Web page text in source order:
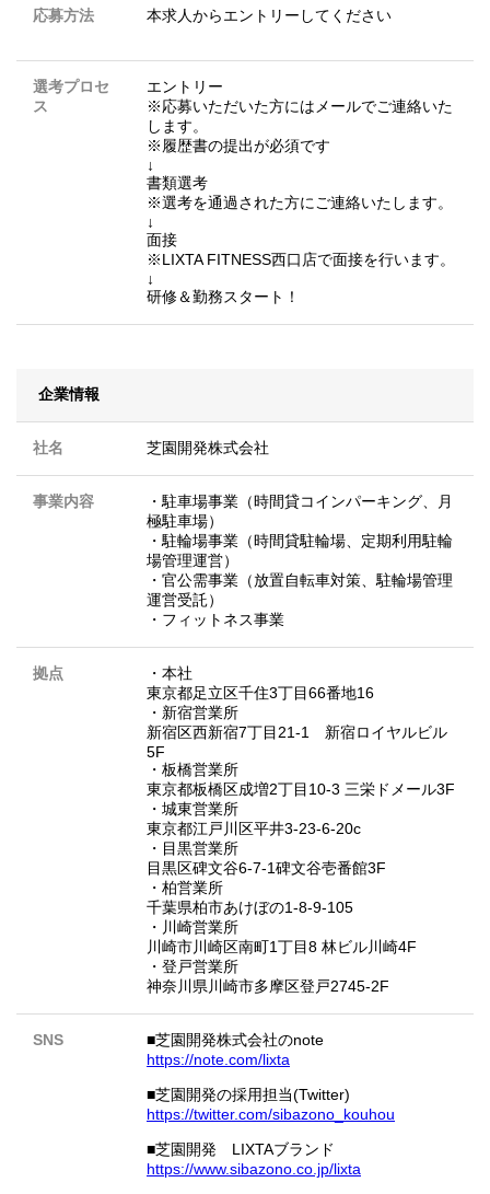
応募方法 本求人からエントリーしてください
選考プロセ
ス
エントリー
※応募いただいた方にはメールでご連絡いた
します。
※履歴書の提出が必須です
↓
書類選考
※選考を通過された方にご連絡いたします。
↓
面接
※LIXTA FITNESS西口店で面接を行います。
↓
研修＆勤務スタート！
企業情報
社名 芝園開発株式会社
事業内容
・駐車場事業（時間貸コインパーキング、月
極駐車場）
・駐輪場事業（時間貸駐輪場、定期利用駐輪
場管理運営）
・官公需事業（放置自転車対策、駐輪場管理
運営受託）
・フィットネス事業
拠点
・本社
東京都足立区千住3丁目66番地16
・新宿営業所
新宿区西新宿7丁目21-1 新宿ロイヤルビル
5F
・板橋営業所
東京都板橋区成増2丁目10-3 三栄ドメール3F
・城東営業所
東京都江戸川区平井3-23-6-20c
・目黒営業所
目黒区碑文谷6-7-1碑文谷壱番館3F
・柏営業所
千葉県柏市あけぼの1-8-9-105
・川崎営業所
川崎市川崎区南町1丁目8 林ビル川崎4F
・登戸営業所
神奈川県川崎市多摩区登戸2745-2F
SNS
■芝園開発株式会社のnote
https://note.com/lixta
■芝園開発の採用担当(Twitter)
https://twitter.com/sibazono_kouhou
■芝園開発 LIXTAブランド
https://www.sibazono.co.jp/lixta